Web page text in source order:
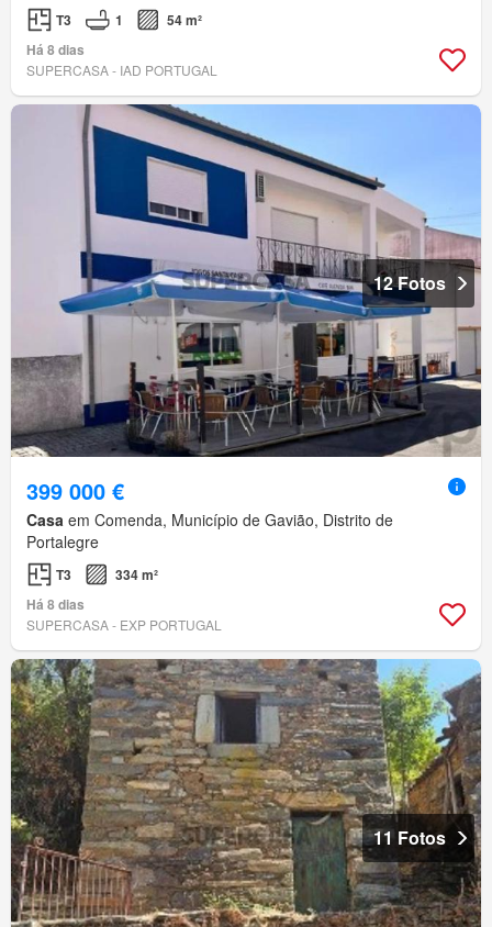
T3 1
54 m²
Há 8 dias
SUPERCASA - IAD PORTUGAL
12 Fotos
399 000 €
Casa em Comenda, Município de Gavião, Distrito de
Portalegre
T3
334 m²
Há 8 dias
SUPERCASA - EXP PORTUGAL
11 Fotos